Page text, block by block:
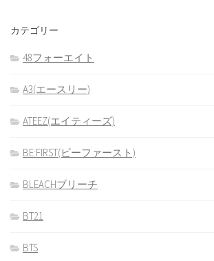
カテゴリー
48フォーエイト
A3(エースリー)
ATEEZ(エイティーズ)
BE:FIRST(ビーファースト)
BLEACHブリーチ
BT21
BTS